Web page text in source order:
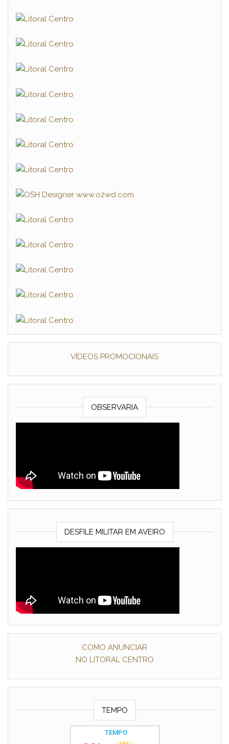
VÍDEOS PROMOCIONAIS
OBSERVARIA
DESFILE MILITAR EM AVEIRO
COMO ANUNCIAR
NO LITORAL CENTRO
TEMPO